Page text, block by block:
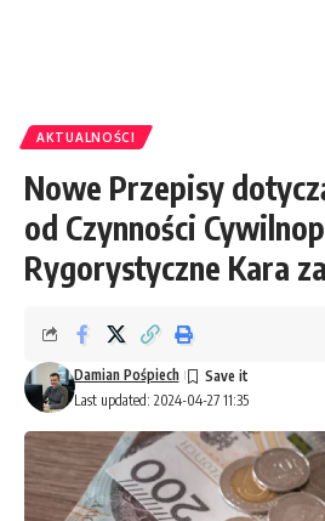
AKTUALNOŚCI
Nowe Przepisy
od Czynności
Rygorystyczne Kara
Last updated: 2024-04-27 11:35
Damian Pośpiech